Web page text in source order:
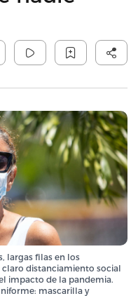
largas filas en los
claro distanciamiento social
impacto de la pandemia.
mascarilla y